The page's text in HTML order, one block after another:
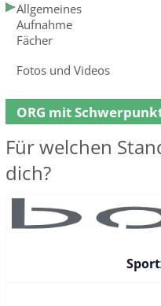
Allgemeines
Aufnahme
Fächer
Fotos und Videos
ORG mit
Für welchen
dich?